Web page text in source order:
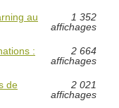
au
1 352
affichages
:
2 664
affichages
de
2 021
affichages